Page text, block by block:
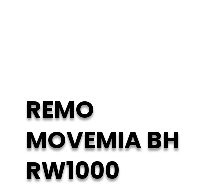
REMO
MOVEMIA BH
RW1000